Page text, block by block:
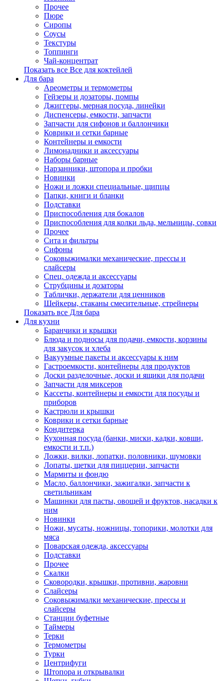
Прочее
Пюре
Сиропы
Соусы
Текстуры
Топпинги
Чай-концентрат
Показать все Все для коктейлей
Для бара
Ареометры и термометры
Гейзеры и дозаторы, помпы
Джиггеры, мерная посуда, линейки
Диспенсеры, емкости, запчасти
Запчасти для сифонов и баллончики
Коврики и сетки барные
Контейнеры и емкости
Лимонадники и аксессуары
Наборы барные
Нарзанники, штопора и пробки
Новинки
Ножи и ложки специальные, щипцы
Папки, книги и бланки
Подставки
Приспособления для бокалов
Приспособления для колки льда, мельницы, совки
Прочее
Сита и фильтры
Сифоны
Соковыжималки механические, прессы и
слайсеры
Спец. одежда и аксессуары
Струбцины и дозаторы
Таблички, держатели для ценников
Шейкеры, стаканы смесительные, стрейнеры
Показать все Для бара
Для кухни
Баранчики и крышки
Блюда и подносы для подачи, емкости, корзины
для закусок и хлеба
Вакуумные пакеты и аксессуары к ним
Гастроемкости, контейнеры для продуктов
Доски разделочные, доски и ящики для подачи
Запчасти для миксеров
Кассеты, контейнеры и емкости для посуды и
приборов
Кастрюли и крышки
Коврики и сетки барные
Кондитерка
Кухонная посуда (банки, миски, кадки, ковши,
емкости и т.п.)
Ложки, вилки, лопатки, половники, шумовки
Лопаты, щетки для пиццерии, запчасти
Мармиты и фондю
Масло, баллончики, зажигалки, запчасти к
светильникам
Машинки для пасты, овощей и фруктов, насадки к
ним
Новинки
Ножи, мусаты, ножницы, топорики, молотки для
мяса
Поварская одежда, аксессуары
Подставки
Прочее
Скалки
Сковородки, крышки, противни, жаровни
Слайсеры
Соковыжималки механические, прессы и
слайсеры
Станции буфетные
Таймеры
Терки
Термометры
Турки
Центрифуги
Штопора и открывалки